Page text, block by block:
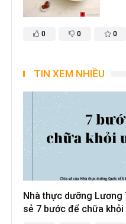
0 0 0
TIN XEM NHIỀU
Nhà thực dưỡng Lương
sẻ 7 bước để chữa